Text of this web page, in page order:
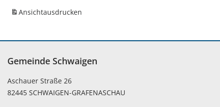
Ansichtausdrucken
Gemeinde Schwaigen
Aschauer Straße 26
82445 SCHWAIGEN-GRAFENASCHAU